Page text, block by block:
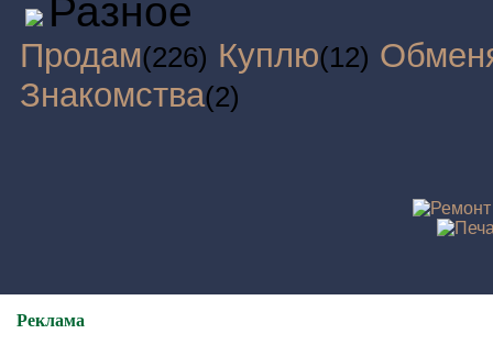
Разное
Продам(226) Куплю(12)
Знакомства(2)
Реклама